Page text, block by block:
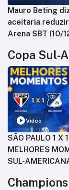
Mauro Beting
aceitaria reduzir
Arena SBT (10/
Copa Sul-
Vídeo
SÃO PAULO 1 X
MELHORES
SUL-